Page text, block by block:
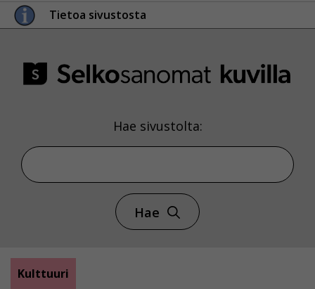
Tietoa sivustosta
Hae sivustolta:
Hae
Kulttuuri